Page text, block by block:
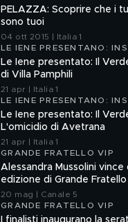
PELAZZA: Scoprire che i
sono tuoi
04 ott 2015 | Italia 1
LE IENE PRESENTANO:
Le Iene presentato: Il
di Villa Pamphili
21 apr | Italia 1
LE IENE PRESENTANO:
Le Iene presentato: Il
L'omicidio di Avetrana
21 apr | Italia 1
GRANDE FRATELLO VIP
Alessandra Mussolini vince
edizione di Grande Fratello
20 mag | Canale 5
GRANDE FRATELLO VIP
I finalisti inaugurano la